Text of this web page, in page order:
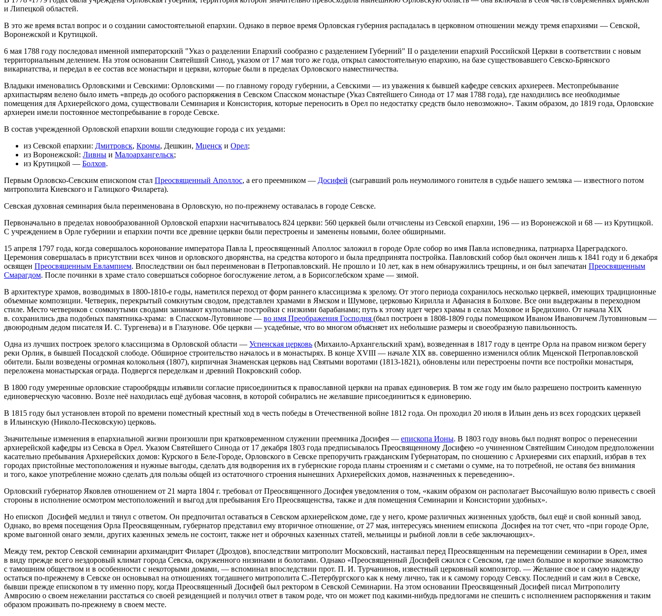
и Липецкой областей.
В это же время встал вопрос и о создании самостоятельной епархии. Однако в первое время Орловская губерния распадалась в церковном отношении между тремя епархиями — Севской,
Воронежской и Крутицкой.
6 мая 1788 году последовал именной императорский "Указ о разделении Епархий сообразно с разделением Губерний" II о разделении епархий Российской Церкви в соответствии с новым
территориальным делением. На этом основании Святейший Синод, указом от 17 мая того же года, открыл самостоятельную епархию, на базе существовавшего Севско-Брянского
викариатства, и передал в ее состав все монастыри и церкви, которые были в пределах Орловского наместничества.
Владыки именовались Орловскими и Севскими: Орловскими — по главному городу губернии, а Севскими — из уважения к бывшей кафедре севских архиереев. Местопребывание
архипастырям велено было иметь «впредь до особого распоряжения в Севском Спасском монастыре (Указ Святейшего Синода от 17 мая 1788 года), где находились все необходимые
помещения для Архиерейского дома, существовали Семинария и Консистория, которые переносить в Орел по недостатку средств было невозможно». Таким образом, до 1819 года, Орловские
архиереи имели постоянное местопребывание в городе Севске.
В состав учрежденной Орловской епархии вошли следующие города с их уездами:
из Севской епархии: Дмитровск, Кромы, Дешкин, Мценск и Орел;
из Воронежской: Ливны и Малоархангельск;
из Крутицкой — Болхов.
Первым Орловско-Севским епископом стал Преосвященный Аполлос, а его преемником — Досифей (сыгравший роль неумолимого гонителя в судьбе нашего земляка — известного потом
митрополита Киевского и Галицкого Филарета).
Севская духовная семинария была переименована в Орловскую, но по-прежнему оставалась в городе Севске.
Первоначально в пределах новообразованной Орловской епархии насчитывалось 824 церкви: 560 церквей были отчислены из Севской епархии, 196 — из Воронежской и 68 — из Крутицкой.
С учреждением в Орле губернии и епархии почти все древние церкви были перестроены и заменены новыми, более обширными.
15 апреля 1797 года, когда совершалось коронование императора Павла I, преосвященный Аполлос заложил в городе Орле собор во имя Павла исповедника, патриарха Цареградского.
Церемония совершалась в присутствии всех чинов и орловского дворянства, на средства которого и была предпринята постройка. Павловский собор был окончен лишь к 1841 году и 6 декабря
освящен Преосвященным Евлампием. Впоследствии он был переименован в Петропавловский. Не прошло и 10 лет, как в нем обнаружились трещины, и он был запечатан Преосвященным
Смарагдом. После починки в храме стало совершаться соборное богослужение летом, а в Борисоглебском храме — зимой.
В архитектуре храмов, возводимых в 1800-1810-е годы, наметился переход от форм раннего классицизма к зрелому. От этого периода сохранилось несколько церквей, имеющих традиционные
объемные композиции. Четверик, перекрытый сомкнутым сводом, представлен храмами в Ямском и Шумове, церковью Кирилла и Афанасия в Болхове. Все они выдержаны в переходном
стиле. Место четвериков с сомкнутыми сводами занимают купольные постройки с низкими барабанами; путь к этому идет через храмы в селах Моховое и Бредихино. От начала XIX
в. сохранились два подобных памятника-храма: в Спасском-Лутовинове — во имя Преображения Господня (был построен в 1808-1809 годы помещиком Иваном Ивановичем Лутовиновым —
двоюродным дедом писателя И. С. Тургенева) и в Глазунове. Обе церкви — усадебные, что во многом объясняет их небольшие размеры и своеобразную павильонность.
Одна из лучших построек зрелого классицизма в Орловской области — Успенская церковь (Михаило-Архангельский храм), возведенная в 1817 году в центре Орла на правом низком берегу
реки Орлик, в бывшей Посадской слободе. Обширное строительство началось и в монастырях. В конце XVIII — начале XIX вв. совершенно изменился облик Мценской Петропавловской
обители. Были возведены огромная колокольня (1807), кирпичная Знаменская церковь над Святыми воротами (1813-1821), обновлены или перестроены почти все постройки монастыря,
переложена монастырская ограда. Подвергся переделкам и древний Покровский собор.
В 1800 году умеренные орловские старообрядцы изъявили согласие присоединиться к православной церкви на правах единоверия. В том же году им было разрешено построить каменную
единоверческую часовню. Возле неё находилась ещё дубовая часовня, в которой собирались не желавшие присоединиться к единоверию.
В 1815 году был установлен второй по времени поместный крестный ход в честь победы в Отечественной войне 1812 года. Он проходил 20 июля в Ильин день из всех городских церквей
в Ильинскую (Николо-Песковскую) церковь.
Значительные изменения в епархиальной жизни произошли при кратковременном служении преемника Досифея — епископа Ионы. В 1803 году вновь был поднят вопрос о перенесении
архиерейской кафедры из Севска в Орел. Указом Святейшего Синода от 17 декабря 1803 года предписывалось Преосвященному Досифею «о учиненном Святейшим Синодом предположении
касательно пребывания Архиерейских домов: Курского в Беле-Городе, Орловского в Севске препоручить гражданским Губернаторам, по сношению с Архиереями сих епархий, избрав в тех
городах пристойные местоположения и нужные выгоды, сделать для водворения их в губернские города планы строениям и с сметами о сумме, на то потребной, не оставя без внимания
и того, какое употребление можно сделать для пользы общей из остаточного строения нынешних Архиерейских домов, назначенных к переведению».
Орловский губернатор Яковлев отношением от 21 марта 1804 г. требовал от Преосвященного Досифея уведомления о том, «каким образом он располагает Высочайшую волю привесть с своей
стороны в исполнение осмотром местоположений и выгод для пребывания Его Преосвященства, также и для помещения Семинарии и Консистории удобных».
Но епископ Досифей медлил и тянул с ответом. Он предпочитал оставаться в Севском архиерейском доме, где у него, кроме различных жизненных удобств, был ещё и свой конный завод.
Однако, во время посещения Орла Преосвященным, губернатор представил ему вторичное отношение, от 27 мая, интересуясь мнением епископа Досифея на тот счет, что «при городе Орле,
кроме выгонной онаго земли, других казенных земель не состоит, также нет и оброчных казенных статей, мельницы и рыбной ловли в себе заключающих».
Между тем, ректор Севской семинарии архимандрит Филарет (Дроздов), впоследствии митрополит Московский, настаивал перед Преосвященным на перемещении семинарии в Орел, имея
в виду прежде всего нездоровый климат города Севска, окруженного низинами и болотами. Однако «Преосвященный Досифей сжился с Севском, где имел большое и короткое знакомство
с тамошним обществом и в особенности с некоторыми домами, — вспоминал впоследствии прот. П. И. Турчанинов, известный церковный композитор. — Желание свое и самую надежду
остаться по-прежнему в Севске он основывал на отношениях тогдашнего митрополита С.-Петербургского как к нему лично, так и к самому городу Севску. Последний и сам жил в Севске,
бывши прежде епископом в ту именно пору, когда Преосвященный Досифей был ректором в Севской Семинарии. На этом основании Преосвященный Досифей писал Митрополиту
Амвросию о своем нежелании расстаться со своей резиденцией и получил ответ в таком роде, что он может под какими-нибудь предлогами не спешить с исполнением распоряжения и таким
образом проживать по-прежнему в своем месте.